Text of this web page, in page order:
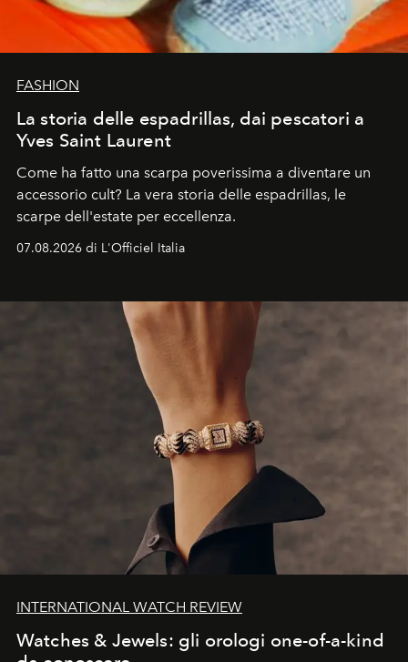
FASHION
La storia delle espadrillas, dai pescatori a
Yves Saint Laurent
Come ha fatto una scarpa poverissima a diventare un
accessorio cult? La vera storia delle espadrillas, le
scarpe dell'estate per eccellenza.
07.08.2026 di L'Officiel Italia
INTERNATIONAL WATCH REVIEW
Watches & Jewels: gli orologi one-of-a-kind